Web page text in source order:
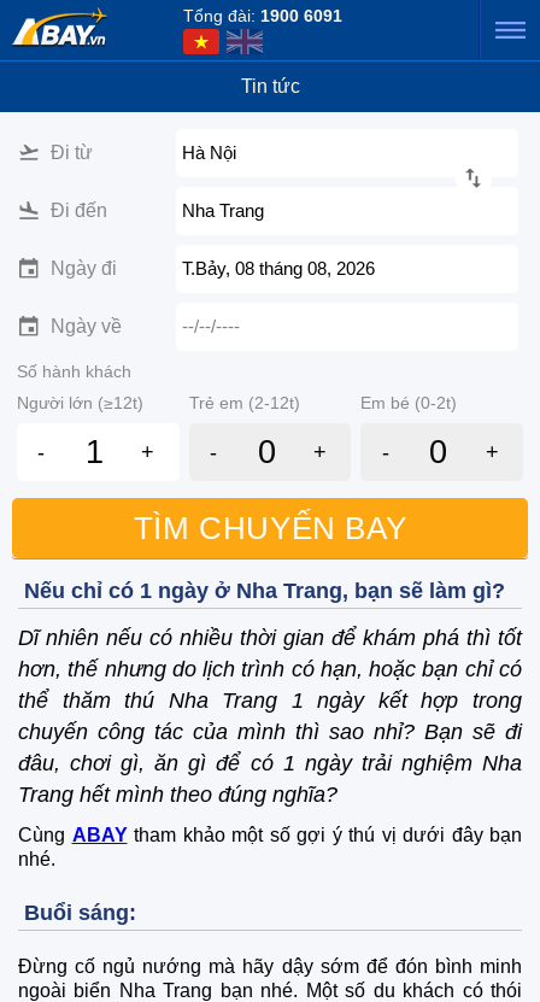
Tổng đài: 1900 6091
Tin tức
Đi từ Hà Nội
Đi đến Nha Trang
Ngày đi T.Bảy, 08 tháng 08, 2026
Ngày về --/--/----
Số hành khách
Người lớn (≥12t)
Trẻ em (2-12t) Em bé (0-2t)
- + - + - +
TÌM CHUYẾN BAY
Nếu chỉ có 1 ngày ở Nha Trang, bạn sẽ làm gì?
Dĩ nhiên nếu có nhiều thời gian để khám phá thì tốt
hơn, thế nhưng do lịch trình có hạn, hoặc bạn chỉ có
thể thăm thú Nha Trang 1 ngày kết hợp trong
chuyến công tác của mình thì sao nhỉ? Bạn sẽ đi
đâu, chơi gì, ăn gì để có 1 ngày trải nghiệm Nha
Trang hết mình theo đúng nghĩa?
Cùng ABAYtham khảo một số gợi ý thú vị dưới đây bạn
nhé.
Buổi sáng:
Đừng cố ngủ nướng mà hãy dậy sớm để đón bình minh
ngoài biển Nha Trang bạn nhé. Một số du khách có thói